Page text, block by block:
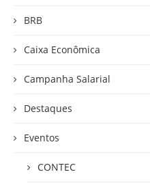
BRB
Caixa Econômica
Campanha Salarial
Destaques
Eventos
CONTEC